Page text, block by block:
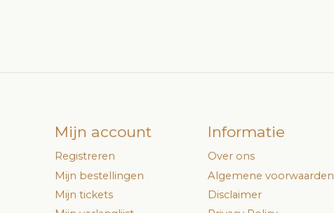
Mijn account
Registreren
Mijn bestellingen
Mijn tickets
Informatie
Over ons
Algemene voorwaarden
Disclaimer